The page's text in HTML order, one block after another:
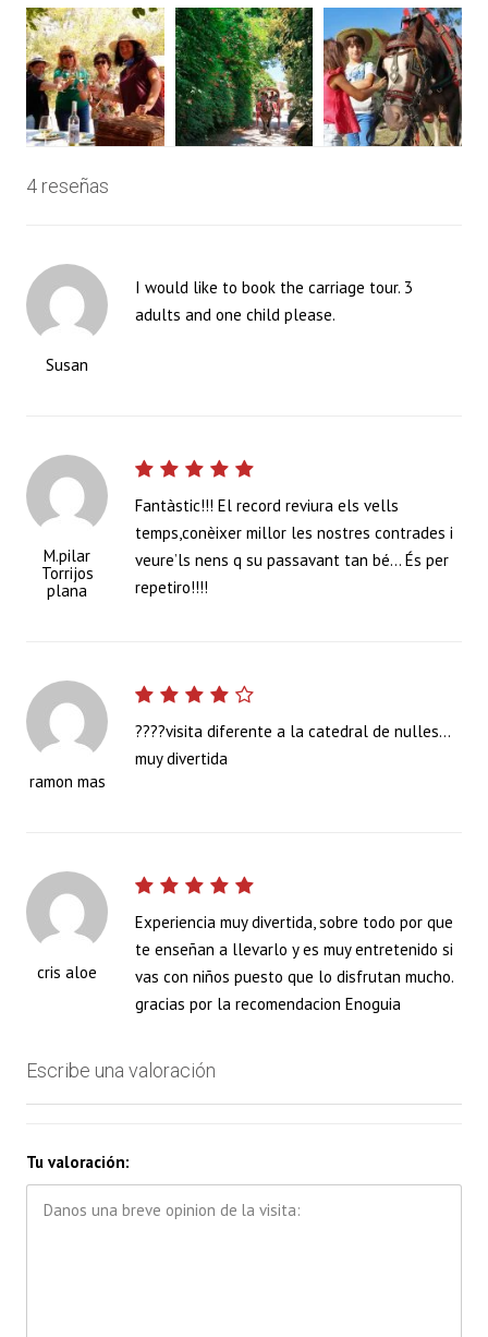
4 reseñas
Susan
I would like to book the carriage tour. 3
adults and one child please.
M.pilar
Torrijos
plana
Fantàstic!!! El record reviura els vells
temps,conèixer millor les nostres contrades i
veure’ls nens q su passavant tan bé… És per
repetiro!!!!
ramon mas
????visita diferente a la catedral de nulles…
muy divertida
cris aloe
Experiencia muy divertida, sobre todo por que
te enseñan a llevarlo y es muy entretenido si
vas con niños puesto que lo disfrutan mucho.
gracias por la recomendacion Enoguia
Escribe una valoración
Tu valoración: